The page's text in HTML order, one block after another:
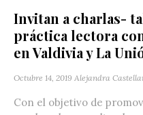
Invitan a charlas-
práctica lectora
en Valdivia y La
Octubre 14, 2019 Alejandra
Con el objetivo de